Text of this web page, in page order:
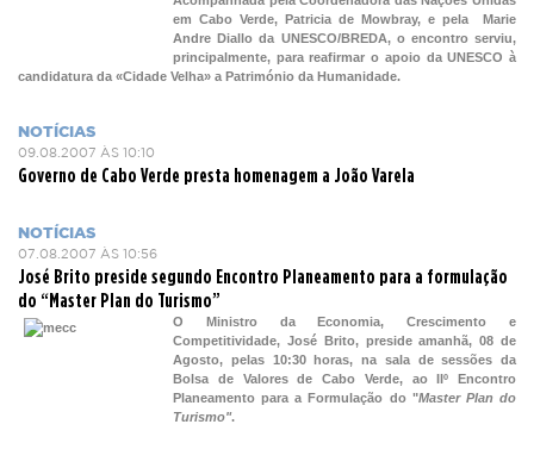
em Cabo Verde, Patricia de Mowbray, e pela Marie
Andre Diallo da UNESCO/BREDA, o encontro serviu,
principalmente, para reafirmar o apoio da UNESCO à
candidatura da «Cidade Velha» a Património da Humanidade.
NOTÍCIAS
09.08.2007 ÀS 10:10
Governo de Cabo Verde presta homenagem a João Varela
NOTÍCIAS
07.08.2007 ÀS 10:56
José Brito preside segundo Encontro Planeamento para a formulação
do “Master Plan do Turismo”
O Ministro da Economia, Crescimento e
Competitividade, José Brito, preside amanhã, 08 de
Agosto, pelas 10:30 horas, na sala de sessões da
Bolsa de Valores de Cabo Verde, ao IIº Encontro
Planeamento para a Formulação do "Master Plan do
Turismo".